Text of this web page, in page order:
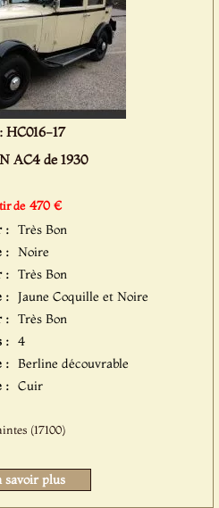
HC016-17
AC4 de 1930
de 470 €
: Très Bon
: Noire
: Très Bon
: Jaune Coquille et Noire
: Très Bon
: 4
: Berline découvrable
: Cuir
(17100)
savoir plus